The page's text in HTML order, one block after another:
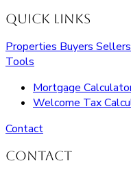
Quick Links
Properties Buyers Sellers
Tools
Mortgage
Welcome Tax
Contact
Contact